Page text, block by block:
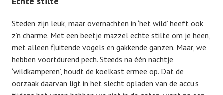
Steden zijn leuk, maar overnachten in ‘het wild’ heeft ook
z’n charme. Met een beetje mazzel echte stilte om je heen,
met alleen fluitende vogels en gakkende ganzen. Maar, we
hebben voortdurend pech. Steeds na één nachtje
‘wildkamperen’, houdt de koelkast ermee op. Dat de
oorzaak daarvan ligt in het slecht opladen van de accu’s